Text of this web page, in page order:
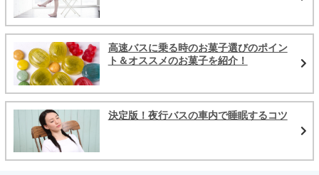
高速バスに乗る時のお菓子選びのポイン
ト＆オススメのお菓子を紹介！
決定版！夜行バスの車内で睡眠するコツ